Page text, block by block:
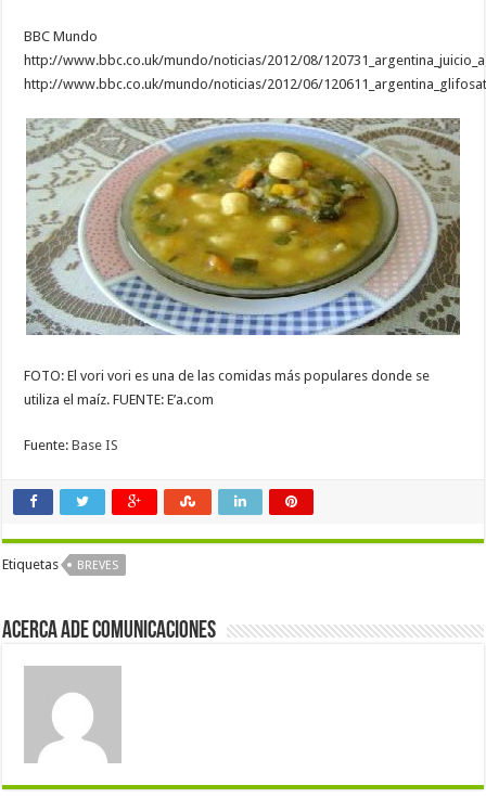
BBC Mundo
http://www.bbc.co.uk/mundo/noticias/2012/08/
http://www.bbc.co.uk/mundo/noticias/2012/06/
FOTO: El vori vori es una de las comidas más populares donde se
utiliza el maíz. FUENTE: E’a.com
Fuente:Base IS
Etiquetas BREVES
Acerca Ade Comunicaciones